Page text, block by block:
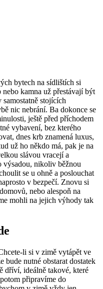
bytech na sídlištích si
kamna už přestávají být
stojících
nic nebrání. Ba dokonce se
ještě před příchodem
vybavení, bez kterého
dnes krb znamená luxus,
už ho někdo má, pak je na
slávou vracejí a
nikoliv běžnou
se u ohně a poslouchat
v bezpečí. Znovu si
nebo alespoň na
mohli na jejich výhody tak
li si v zimě vytápět ve
bude nutné obstarat dostatek
dříví, ideálně takové, které
připravíme do